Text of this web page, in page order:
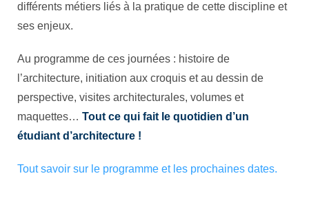
différents métiers liés à la pratique de cette discipline et
ses enjeux.
Au programme de ces journées : histoire de
l’architecture, initiation aux croquis et au dessin de
perspective, visites architecturales, volumes et
maquettes… Tout ce qui fait le quotidien d’un
étudiant d’architecture !
Tout savoir sur le programme et les prochaines dates.